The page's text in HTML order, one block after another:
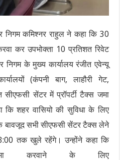
निगम कमिश्नर राहुल ने कहा कि 30
कर उपभोक्ता 10 प्रतिशत रिवेट
के मुख्य कार्यालय रंजीत एवेन्यू
(कंपनी बाग, लाहौरी गेट,
सेंटर में प्रॉपर्टी टैक्स जमा
शहर वासियो की सुविधा के लिए
बावजूद सभी सीएफसी सेंटर टैक्स लेने
तक खुले रहेंगे। उन्होंने कहा कि
करवाने के लिए